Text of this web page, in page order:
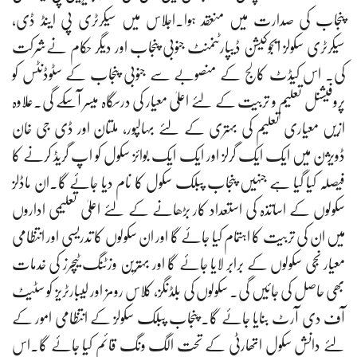
پنجاب کی صدارت میں منعقد ہوا۔اجلاس میں سیکرٹری پی اینڈ ڈی،
سیکرٹری سکولز ایجوکیشن ڈیپارٹنمنٹ جنوبی پنجاب اور دیگر حکام نےشرکت
کی۔ اس کیڈٹ کالج کے منصوبے سے جنوبی پنجاب کے سٹوڈنٹس کو
پروفیشنل تعلیم و تربیت کے لئے اعلیٰ معیار کی درسگاہ میسر آسکے گی۔علاوہ
ازیں معیاری تعلیم کی بہتری کے لئے بہالپور، ملتان اور ڈی جی خان
ڈویژن میں ایک ایک گرلز اور ایک ایک بوائز سکول کو اپ گریڈ کرنے کا
فیصلہ کیا گیا ہے جنہیں پنجاب پبلک سکول کا نام دیا جائے گا۔ان ماڈلز
سکولوں کے اساتذہ کی استعداد کار بڑھانے کے لئے اعلیٰ تعلیمی اداروں
میں ان کی تربیت کا اہتمام کیا جائے گا اور ان سکولوں کا تدریسی اور انتظامی
معیار نجی سکولوں کے برابر لایا جائے گا اور بہترین وزٹنگ ٹیچرز کی خدمات
بھی حاصل کی جائیں گی۔ سکولوں کی بلڈنگز، کلاس رومز اور لیبارٹریز کو سٹیٹ
آف دی آرٹ بنایا جائے گا۔ پنجاب پبلک سکولز کے انتظامی امور کے
لئے دانش سکول اتھارٹی کے تحت الگ ونگ قائم کیا جائے گا۔اس